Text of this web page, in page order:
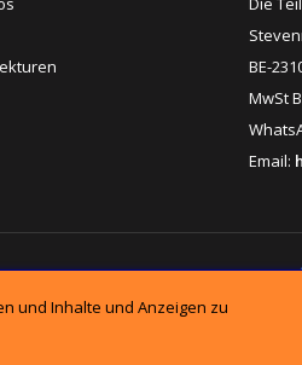
BE-
MwSt
Email:
und Inhalte und Anzeigen zu